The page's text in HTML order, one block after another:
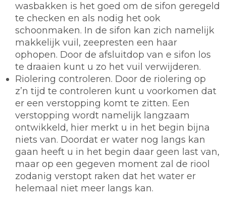
wasbakken is het goed om de sifon geregeld
te checken en als nodig het ook
schoonmaken. In de sifon kan zich namelijk
makkelijk vuil, zeepresten een haar
ophopen. Door de afsluitdop van e sifon los
te draaien kunt u zo het vuil verwijderen.
Riolering controleren. Door de riolering op
z’n tijd te controleren kunt u voorkomen dat
er een verstopping komt te zitten. Een
verstopping wordt namelijk langzaam
ontwikkeld, hier merkt u in het begin bijna
niets van. Doordat er water nog langs kan
gaan heeft u in het begin daar geen last van,
maar op een gegeven moment zal de riool
zodanig verstopt raken dat het water er
helemaal niet meer langs kan.